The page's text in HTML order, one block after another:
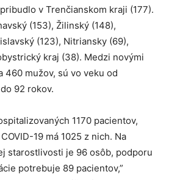
v Trenčianskom kraji (177).
(153), Žilinský (148),
(123), Nitriansky (69),
kraj (38). Medzi novými
460 mužov, sú vo veku od
92 rokov.
1170 pacientov,
19 má 1025 z nich. Na
starostlivosti je 96 osôb, podporu
potrebuje 89 pacientov,”